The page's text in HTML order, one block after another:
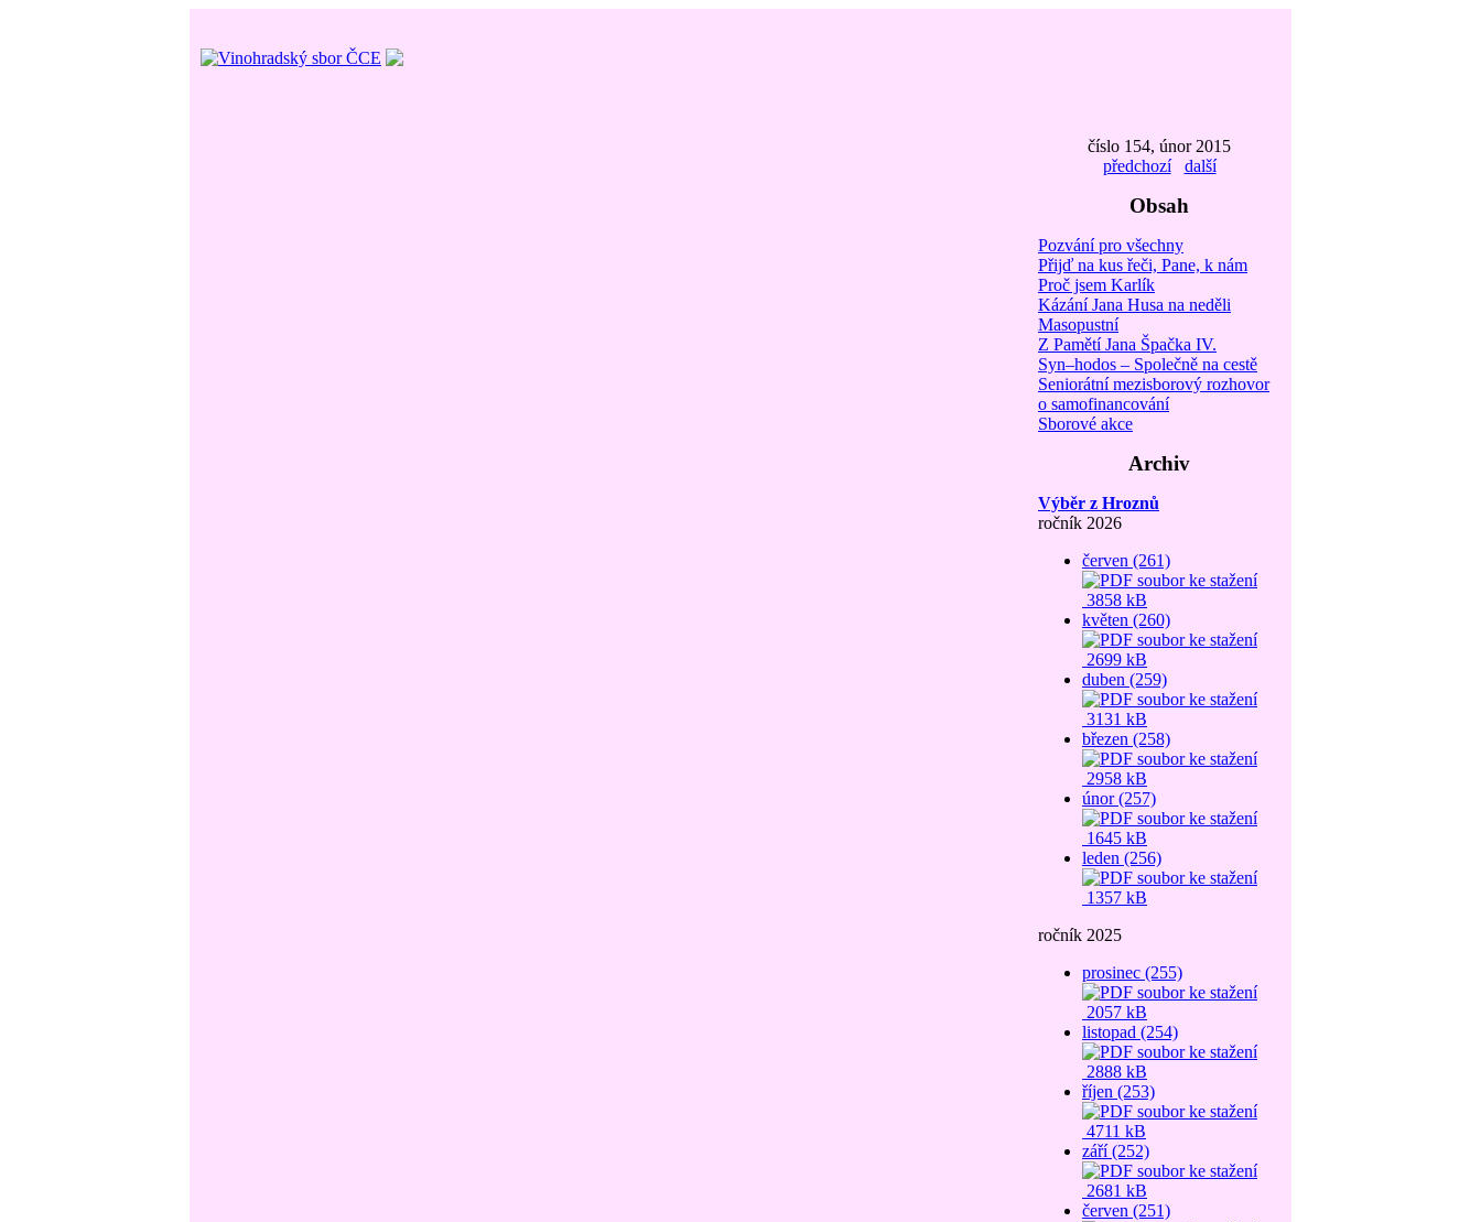
číslo 154, únor 2015
předchozí
další
Obsah
Pozvání pro všechny
Přijď na kus řeči, Pane, k nám
Proč jsem Karlík
Kázání Jana Husa na neděli
Masopustní
Z Pamětí Jana Špačka IV.
Syn–hodos – Společně na cestě
Seniorátní mezisborový rozhovor
o samofinancování
Sborové akce
Archiv
Výběr z Hroznů
ročník 2026
červen (261)
3858 kB
květen (260)
2699 kB
duben (259)
3131 kB
březen (258)
2958 kB
únor (257)
1645 kB
leden (256)
1357 kB
ročník 2025
prosinec (255)
2057 kB
listopad (254)
2888 kB
říjen (253)
4711 kB
září (252)
2681 kB
červen (251)